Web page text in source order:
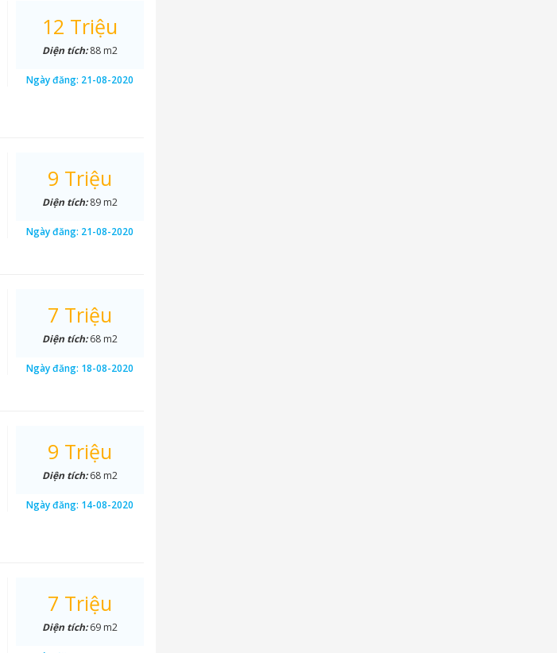
12 Triệu
Diện tích:88 m2
Ngày đăng: 21-08-2020
9 Triệu
Diện tích:89 m2
Ngày đăng: 21-08-2020
7 Triệu
Diện tích:68 m2
Ngày đăng: 18-08-2020
9 Triệu
Diện tích:68 m2
Ngày đăng: 14-08-2020
7 Triệu
Diện tích:69 m2